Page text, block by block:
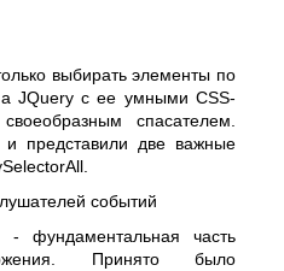
выбирать элементы по
JQuery с ее умными CSS-
спасателем.
и представили две важные
событий
- фундаментальная часть
Принято было